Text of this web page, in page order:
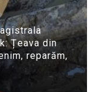
Țeava din
reparăm,